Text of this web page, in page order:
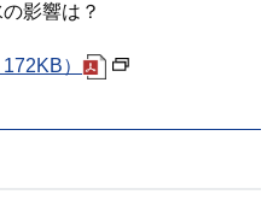
影響は？
）